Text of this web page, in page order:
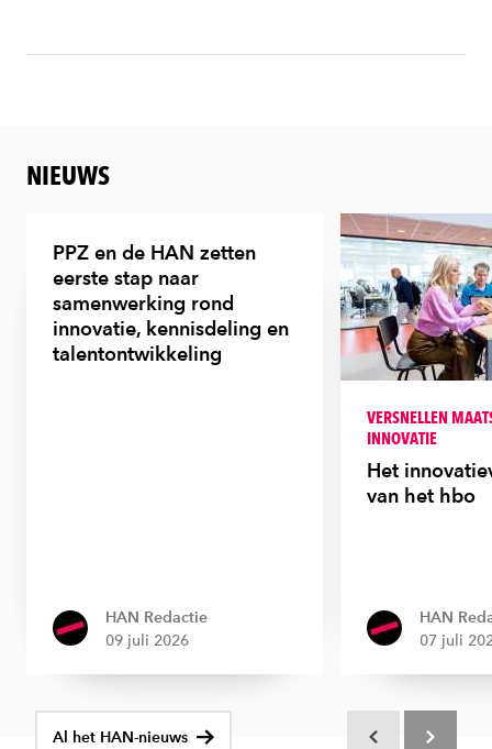
NIEUWS
PPZ en de HAN zetten
eerste stap naar
samenwerking rond
innovatie, kennisdeling en
talentontwikkeling
HAN Redactie
09 juli 2026
VERSNELLEN
INNOVATIE
Het
van het hbo
HAN
07 juli
Al het HAN-nieuws